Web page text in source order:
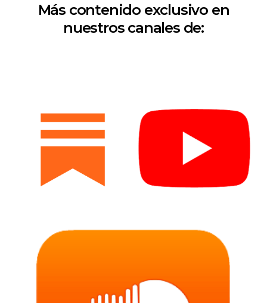
Más contenido exclusivo en
nuestros canales de: